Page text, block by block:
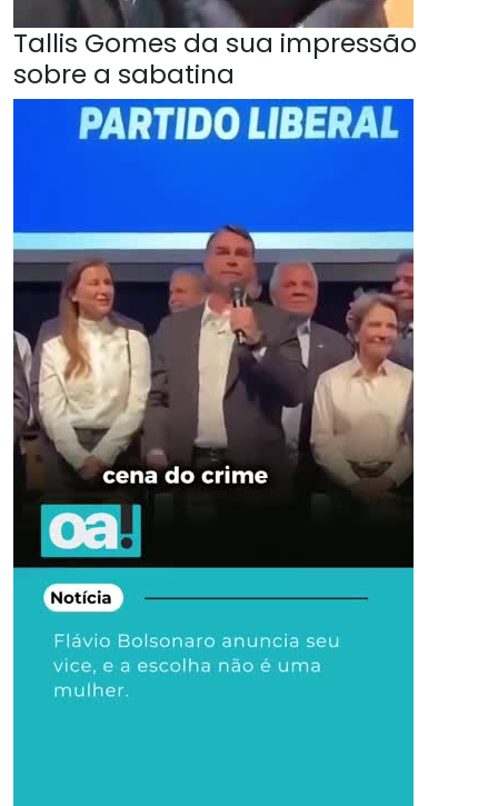
Tallis Gomes da sua impressão
sobre a sabatina